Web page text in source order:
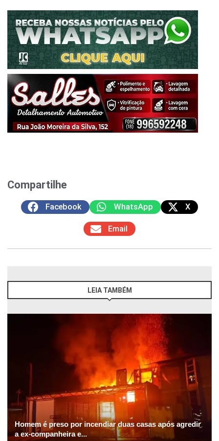
Compartilhe
Facebook WhatsApp X
Email
LEIA TAMBÉM
Homem é preso por incendiar duas casas após agredir
a ex-companheira e...